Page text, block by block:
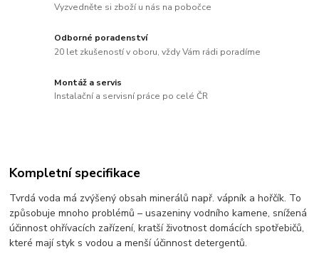
Vyzvedněte si zboží u nás na pobočce
Odborné poradenství
20 let zkušeností v oboru, vždy Vám rádi poradíme
Montáž a servis
Instalační a servisní práce po celé ČR
Kompletní specifikace
Tvrdá voda má zvýšený obsah minerálů např. vápník a hořčík. To
způsobuje mnoho problémů – usazeniny vodního kamene, snížená
účinnost ohřívacích zařízení, kratší životnost domácích spotřebičů,
které mají styk s vodou a menší účinnost detergentů.